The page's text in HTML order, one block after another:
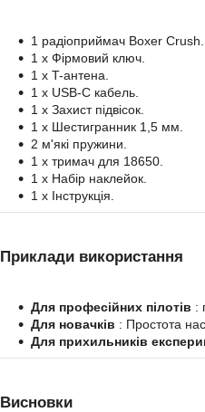
1 радіоприймач Boxer Crush.
1 х Фірмовий ключ.
1 x T-антена.
1 x USB-C кабель.
1 х Захист підвісок.
1 х Шестигранник 1,5 мм.
2 м'які пружини.
1 х тримач для 18650.
1 х Набір наклейок.
1 x Інструкція.
Приклади використання
Для професійних пілотів :
Для новачків : Простота
Для прихильників
Висновки